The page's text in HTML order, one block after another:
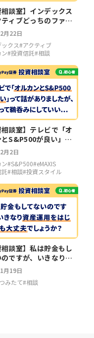
相談室】インデックス
ティブどっちのファン
めですか？
月22日
クス#アクティブ
#投資信託#相談
相談室】テレビで「オ
S&P500が良い」っ
りましたが、これっ
みにしていいんです
月2日
#S&P500#eMAXIS
#相談#投資スタイル
相談室】私は貯金もし
ですが、いきなり資
はじめても大丈夫で
？
月19日
つみたて#相談